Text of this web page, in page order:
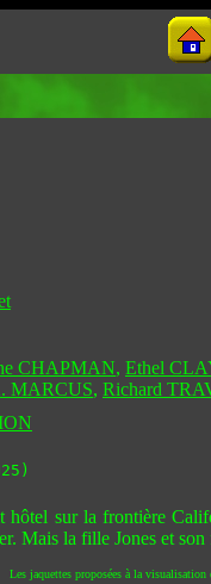
CHAPMAN, Ethel
MARCUS, Richard
hôtel sur la frontière
Mais la fille Jones et
Les jaquettes proposées à la visualisation